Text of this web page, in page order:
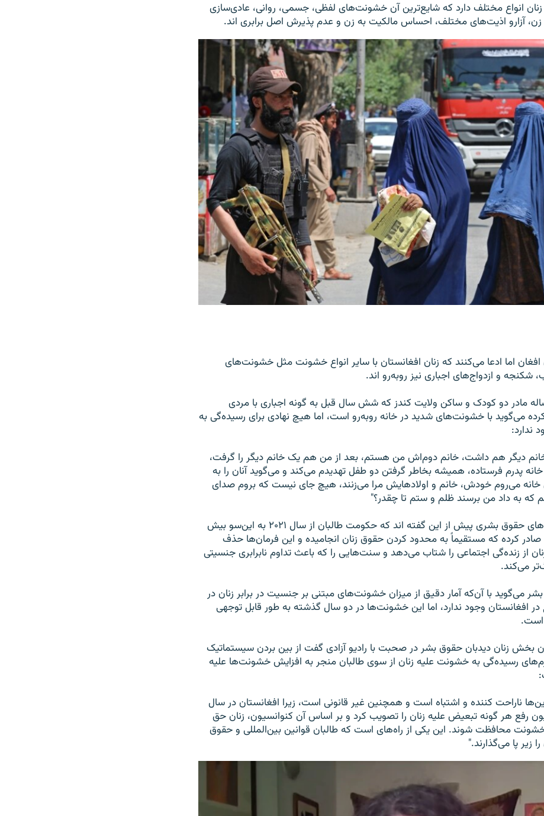
انواع مختلف دارد که شایع‌ترین آن خشونت‌های لفظی، جسمی، روانی، عادی‌سازی
و زن، آزارو اذیت‌های مختلف، احساس مالکیت به زن و عدم پذیرش اصل برابری اند.
افغان اما ادعا می‌کنند که زنان افغانستان با سایر انواع خشونت مثل خشونت‌های
شکنجه و ازدواج‌های اجباری نیز روبه‌رو اند.
۲۵ ساله مادر دو کودک و ساکن ولایت کندز که شش سال قبل به گونه اجباری با مردی
می‌گوید با خشونت‌های شدید در خانه روبه‌رو است، اما هیچ نهادی برای رسیده‌گی به
ندارد:
دیگر هم داشت، خانم دوم‌اش من هستم، بعد از من هم یک خانم دیگر را گرفت،
خانه پدرم فرستاده، همیشه بخاطر گرفتن دو طفل تهدیدم می‌کند و می‌گوید آنان را به
خانه می‌روم خودش، خانم و اولادهایش مرا می‌زنند، هیچ جای نیست که بروم صدای
که به داد من برسند ظلم و ستم تا چقدر؟"
شماری از نهادهای حقوق بشری پیش از این گفته اند که حکومت طالبان از سال ۲۰۲۱ به این‌سو بیش
را صادر کرده که مستقیماً به محدود کردن حقوق زنان انجامیده و این فرمان‌ها حذف
از زنده‌گی اجتماعی را شتاب می‌دهد و سنت‌هایی را که باعث تداوم نابرابری جنسیتی
می‌کند.
می‌گوید با آن‌که آمار دقیق از میزان خشونت‌های مبتنی بر جنسیت در برابر زنان در
در افغانستان وجود ندارد، اما این خشونت‌ها در دو سال گذشته به طور قابل توجهی
است.
بخش زنان دیدبان حقوق بشر در صحبت با رادیو آزادی گفت از بین بردن سیستماتیک
رسیده‌گی به خشونت علیه زنان از سوی طالبان منجر به افزایش خشونت‌ها علیه
ناراحت کننده و اشتباه است و همچنین غیر قانونی است، زیرا افغانستان در سال
رفع هر گونه تبعیض علیه زنان را تصویب کرد و بر اساس آن کنوانسیون، زنان حق
خشونت محافظت شوند. این یکی از راه‌های است که طالبان قوانین بین‌المللی و حقوق
زیر پا می‌گذارند."